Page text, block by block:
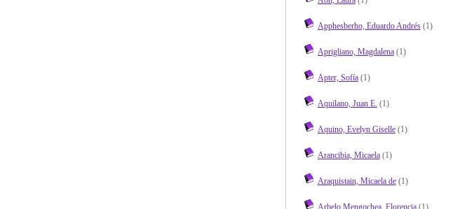
Apphesberho, Eduardo Andrés(1)
Aprigliano, Magdalena(1)
Apter, Sofía(1)
Aquilano, Juan E. (1)
Aquino, Evelyn Giselle(1)
Arancibia, Micaela(1)
Araquistain, Micaela de(1)
Arbelo Mengochea, Florencia(1)